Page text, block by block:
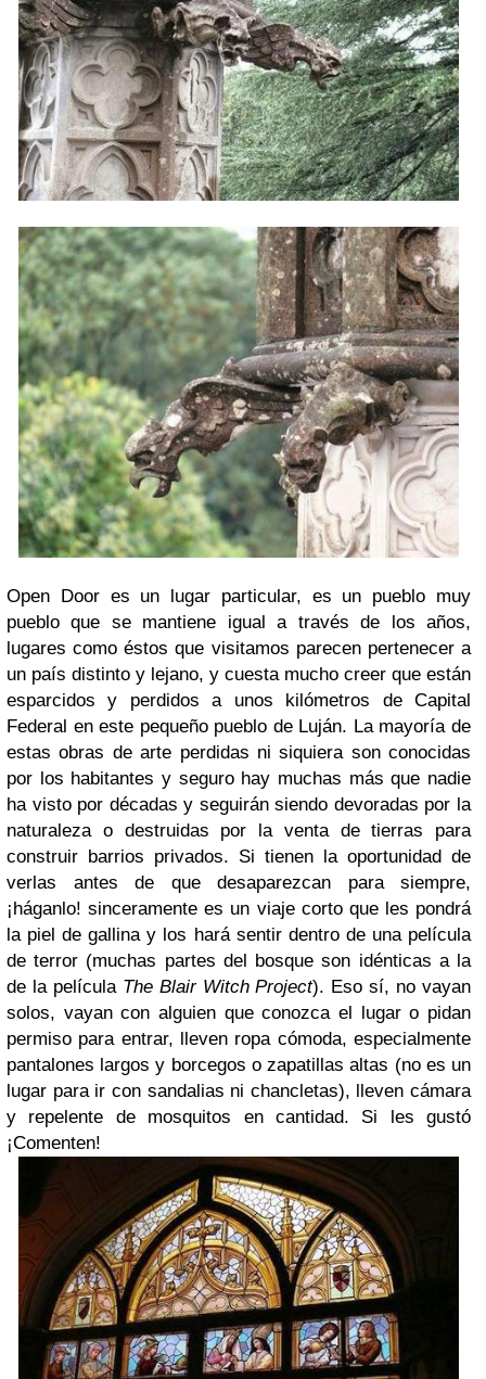
Open Door es un lugar particular, es un pueblo muy
pueblo que se mantiene igual a través de los años,
lugares como éstos que visitamos parecen pertenecer a
un país distinto y lejano, y cuesta mucho creer que están
esparcidos y perdidos a unos kilómetros de Capital
Federal en este pequeño pueblo de Luján. La mayoría de
estas obras de arte perdidas ni siquiera son conocidas
por los habitantes y seguro hay muchas más que nadie
ha visto por décadas y seguirán siendo devoradas por la
naturaleza o destruidas por la venta de tierras para
construir barrios privados. Si tienen la oportunidad de
verlas antes de que desaparezcan para siempre,
¡háganlo! sinceramente es un viaje corto que les pondrá
la piel de gallina y los hará sentir dentro de una película
de terror (muchas partes del bosque son idénticas a la
de la película The Blair Witch Project). Eso sí, no vayan
solos, vayan con alguien que conozca el lugar o pidan
permiso para entrar, lleven ropa cómoda, especialmente
pantalones largos y borcegos o zapatillas altas (no es un
lugar para ir con sandalias ni chancletas), lleven cámara
y repelente de mosquitos en cantidad. Si les gustó
¡Comenten!